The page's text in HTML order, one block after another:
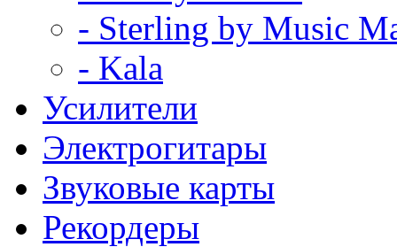
- Sterling by Music
- Kala
Усилители
Электрогитары
Звуковые карты
Рекордеры